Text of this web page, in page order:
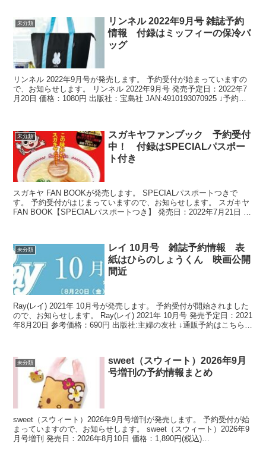
未分類
リンネル 2022年9月号 雑誌予約
情報 付録はミッフィーの保冷バ
ッグ
リンネル 2022年9月号が発売します。 予約受付が始まっていますの
で、お知らせします。 リンネル 2022年9月号 発売予定日：2022年7
月20日 価格：1080円 出版社：宝島社 JAN:4910193070925 ↓予約は
未分類
スガキヤファンブック 予約受付
中！ 付録はSPECIALパスポー
ト付き
スガキヤ FAN BOOKが発売します。 SPECIALパスポートつきで
す。 予約受付がはじまっていますので、お知らせします。 スガキヤ
FAN BOOK【SPECIALパスポートつき】 発売日：2022年7月21日 価
未分類
レイ 10月号 雑誌予約情報 表
紙はひらのしょうくん 映画公開
間近
Ray(レイ) 2021年 10月号が発売します。 予約受付が開始されました
ので、お知らせします。 Ray(レイ) 2021年 10月号 発売予定日：2021
年8月20日 参考価格：690円 出版社:主婦の友社 ↓通販予約はこちら↓
未分類
sweet（スウィート）2026年9月
号増刊の予約情報まとめ
sweet（スウィート）2026年9月号増刊が発売します。 予約受付が始
まっていますので、お知らせします。 sweet（スウィート）2026年9
月号増刊 発売日：2026年8月10日 価格：1,890円(税込)